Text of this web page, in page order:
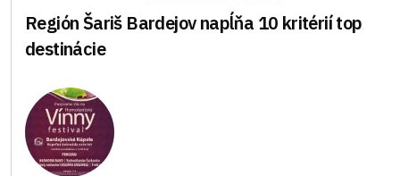
Región Šariš Bardejov napĺňa 10 kritérií top
destinácie